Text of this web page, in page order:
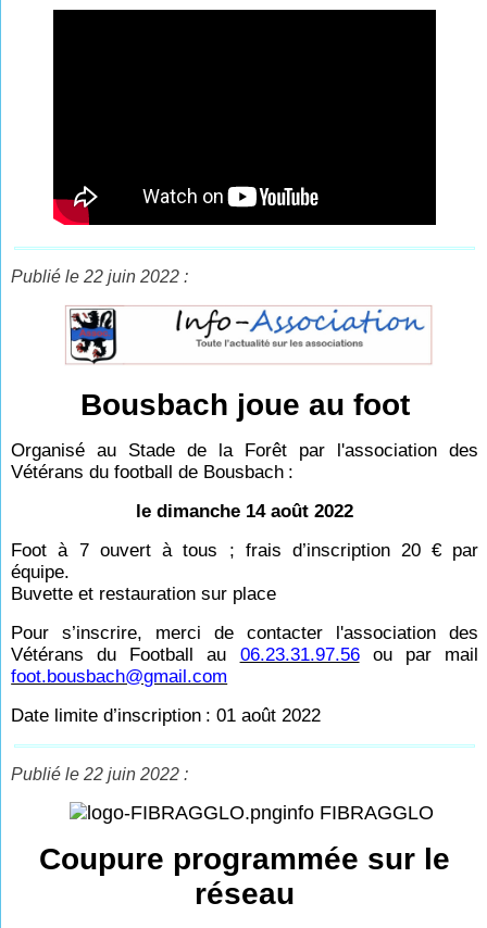
Publié le 22 juin 2022 :
Bousbach joue au foot
Organisé au Stade de la Forêt par l'association des
Vétérans du football de Bousbach :
le dimanche 14 août 2022
Foot à 7 ouvert à tous ; frais d’inscription 20 € par
équipe.
Buvette et restauration sur place
Pour s’inscrire, merci de contacter l'association des
Vétérans du Football au 06.23.31.97.56ou par mail
foot.bousbach@gmail.com
Date limite d’inscription : 01 août 2022
Publié le 22 juin 2022 :
info FIBRAGGLO
Coupure programmée sur le
réseau